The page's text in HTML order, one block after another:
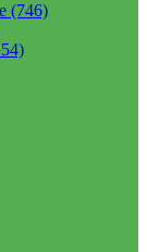
(746)